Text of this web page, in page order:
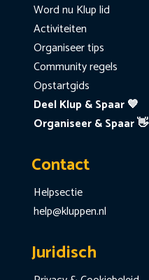
Word nu Klup lid
Activiteiten
Organiseer tips
Community regels
Opstartgids
Deel Klup & Spaar 💙
Organiseer & Spaar 👋
Contact
Helpsectie
help@kluppen.nl
Juridisch